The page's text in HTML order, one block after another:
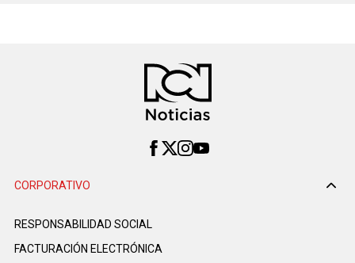
CORPORATIVO
RESPONSABILIDAD SOCIAL
FACTURACIÓN ELECTRÓNICA